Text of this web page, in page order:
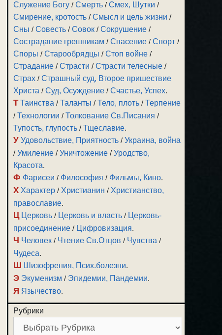
Служение Богу /Смерть /Смех, Шутки /
Смирение, кротость /Смысл и цель жизни /
Сны /Совесть /Совок /Сокрушение /
Сострадание грешникам /Спасение /Спорт /
Споры /Старообрядцы /Стоп войне /
Страдание /Страсти /Страсти телесные /
Страх /Страшный суд, Второе пришествие
Христа /Суд, Осуждение /Счастье, Успех.
Т Таинства /Таланты /Тело, плоть /Терпение
/Технологии /Толкование Св.Писания /
Тупость, глупость /Тщеславие.
У Удовольствие, Приятность /Украина, война
/Умиление /Уничтожение /Уродство,
Красота.
Ф Фарисеи / Философия / Фильмы, Кино.
Х Характер / Христианин / Христианство,
православие.
Ц Церковь / Церковь и власть / Церковь-
присоединение / Цифровизация.
Ч Человек / Чтение Св.Отцов / Чувства /
Чудеса.
Ш Шизофрения, Псих.болезни.
Э Экуменизм / Эпидемии, Пандемии.
Я Язычество.
Рубрики